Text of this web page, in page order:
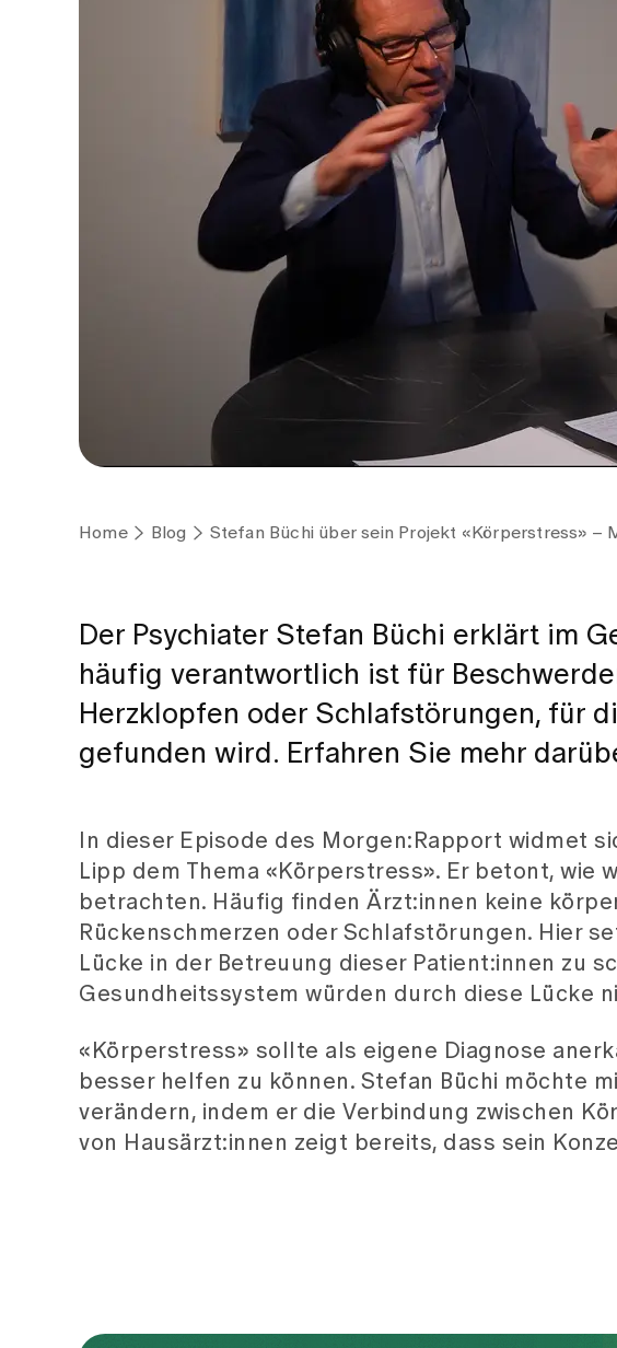
Home Blog Stefan Büchi über sein Projekt «Körperstress» –
Der Psychiater Stefan Büchi erklärt im
häufig verantwortlich ist für
Herzklopfen oder Schlafstörungen, für
gefunden wird. Erfahren Sie mehr
In dieser Episode des Morgen:Rapport widmet
Lipp dem Thema «Körperstress». Er betont, wie
betrachten. Häufig finden Ärzt:innen keine
Rückenschmerzen oder Schlafstörungen. Hier
Lücke in der Betreuung dieser Patient:innen zu
Gesundheitssystem würden durch diese Lücke
«Körperstress» sollte als eigene Diagnose
besser helfen zu können. Stefan Büchi möchte
verändern, indem er die Verbindung zwischen
von Hausärzt:innen zeigt bereits, dass sein